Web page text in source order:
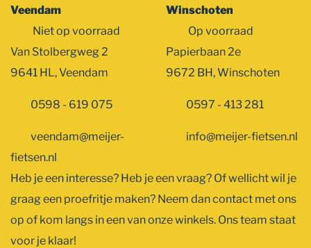
Veendam
Niet op voorraad
Van Stolbergweg 2
9641 HL, Veendam
0598 - 619 075
veendam@meijer-
fietsen.nl
Winschoten
Op voorraad
Papierbaan 2e
9672 BH, Winschoten
0597 - 413 281
info@meijer-fietsen.nl
Heb je een interesse? Heb je een vraag? Of wellicht wil je
graag een proefritje maken? Neem dan contact met ons
op of kom langs in een van onze winkels. Ons team staat
voor je klaar!